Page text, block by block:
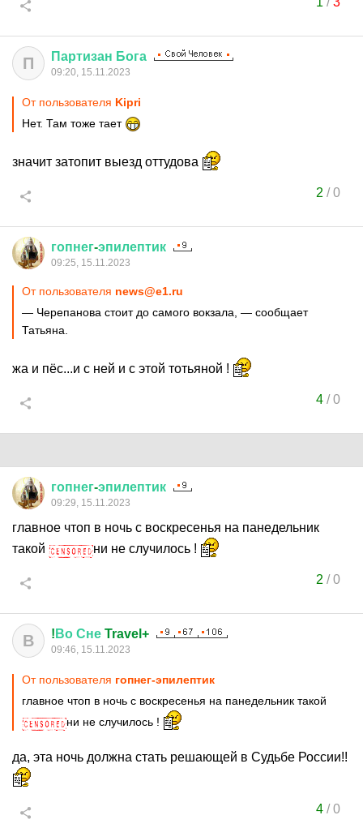
П Партизан Бога
09:20, 15.11.2023
От пользователя Kipri
Нет. Там тоже тает
значит затопит выезд оттудова
2 /0
гопнег-эпилептик
09:25, 15.11.2023
От пользователя news@e1.ru
— Черепанова стоит до самого вокзала, — сообщает
Татьяна.
жа и пёс...и с ней и с этой тотьяной !
4/0
гопнег-эпилептик
09:29, 15.11.2023
главное чтоп в ночь с воскресенья на панедельник
такой
ни не случилось !
2 /0
В ! Во Сне Travel+
09:46, 15.11.2023
От пользователя гопнег-эпилептик
главное чтоп в ночь с воскресенья на панедельник такой
ни не случилось !
да, эта ночь должна стать решающей в Судьбе России!!
4/0